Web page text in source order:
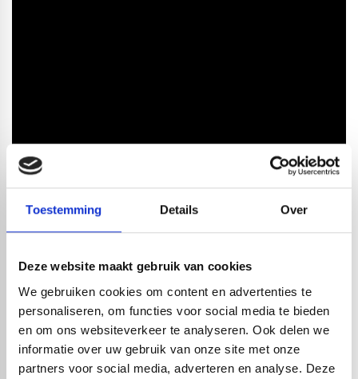
Toestemming Details Over
Deze website maakt gebruik van cookies
We gebruiken cookies om content en advertenties te
personaliseren, om functies voor social media te bieden
en om ons websiteverkeer te analyseren. Ook delen we
informatie over uw gebruik van onze site met onze
partners voor social media, adverteren en analyse. Deze
PRODUCTOMSCHRIJVING
RedFox® biedt complete pakketten met alle
pakketten is er keuze tussen vele afmetingen, en is er
variatie tussen een stadsuitloop of een onderuitloop en
tussen contact- of bodemlijm. Bij het bestellen van het
complete pakket wordt er vanzelfsprekend de juiste
hoeveelheid lijm geleverd zodat u niks te kort komt. Met
een compleet pakket kan elke doe-het-zelver aan de slag